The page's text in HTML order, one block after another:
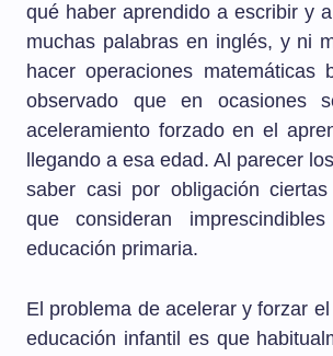
qué haber aprendido a escribir y
muchas palabras en inglés, y ni
hacer operaciones matemáticas
observado que en ocasiones
aceleramiento forzado en el
llegando a esa edad. Al parecer
saber casi por obligación ciertas
que consideran
educación primaria.
El problema de acelerar y forzar
educación infantil es que